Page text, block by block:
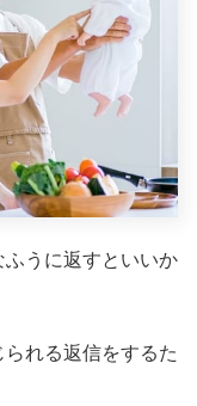
うに返すといいか
れる返信をするた